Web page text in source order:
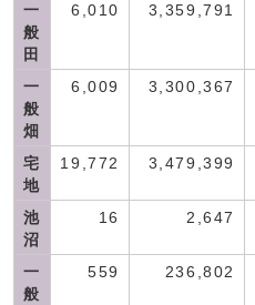
一
般
田
6,010 3,359,791
一
般
畑
6,009 3,300,367
宅
地
19,772 3,479,399
池
沼
16 2,647
一
般
559 236,802